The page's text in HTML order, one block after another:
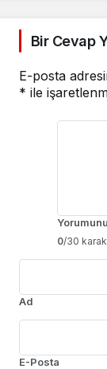
Bir Cevap
E-posta
* ile
0/30
Ad
E-Posta